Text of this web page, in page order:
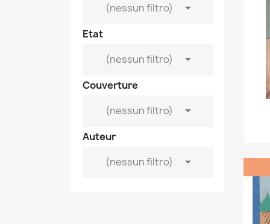
(nessun filtro)

Etat
(nessun filtro)

Couverture
(nessun filtro)

Auteur
(nessun filtro)
